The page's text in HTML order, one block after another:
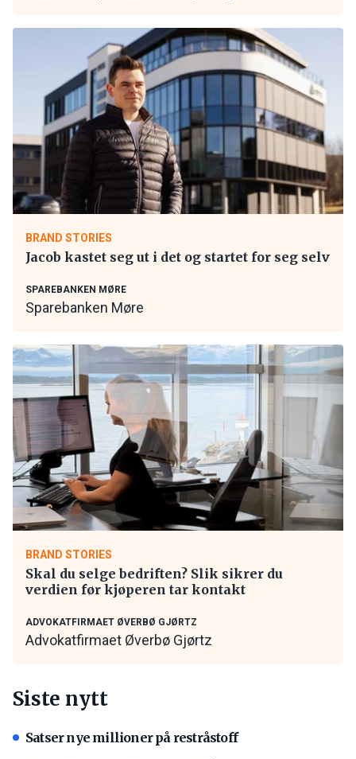
BRAND STORIES
Jacob kastet seg ut i det og startet for seg selv
SPAREBANKEN MØRE
Sparebanken Møre
BRAND STORIES
Skal du selge bedriften? Slik sikrer du
verdien før kjøperen tar kontakt
ADVOKATFIRMAET ØVERBØ GJØRTZ
Advokatfirmaet Øverbø Gjørtz
Siste nytt
Satser nye millioner på restråstoff